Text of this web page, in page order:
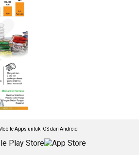
Apps untuk iOS dan Android